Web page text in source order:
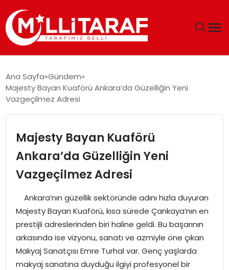
ÖZEL SAYFALAR
EKONOMI
SPOR
SIYASET
MAGAZIN
Ana Sayfa Gündem
Majesty Bayan Kuaförü Ankara’da Güzelliğin Yeni
Vazgeçilmez Adresi
Majesty Bayan Kuaförü
Ankara’da Güzelliğin Yeni
Vazgeçilmez Adresi
Ankara’nın güzellik sektöründe adını hızla duyuran
Majesty Bayan Kuaförü, kısa sürede Çankaya’nın en
prestijli adreslerinden biri haline geldi. Bu başarının
arkasında ise vizyonu, sanatı ve azmiyle öne çıkan
Makyaj Sanatçısı Emre Turhal var. Genç yaşlarda
makyaj sanatına duyduğu ilgiyi profesyonel bir